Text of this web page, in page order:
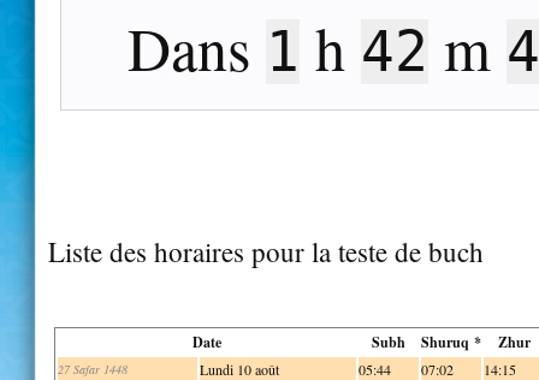
Dans 1 h 42 m
Liste des horaires pour la teste de buch
Date Subh Shuruq * Zhur
27 Safar 1448 Lundi 10 août 05:44 07:02 14:15